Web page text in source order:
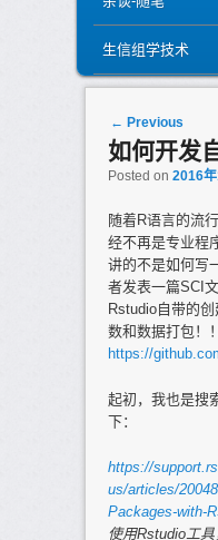
生信组学技术
Post navigation
← Previous
如何开发
Posted on 2016
随着R语言的流
经不再是专业程
讲的不是如何写
者发表一篇SCI
Rstudio自带的
数和数据打包！
https://
起初，我也是搜
下：
https://
us/articles/
Packages-with-
使用Rstudio工